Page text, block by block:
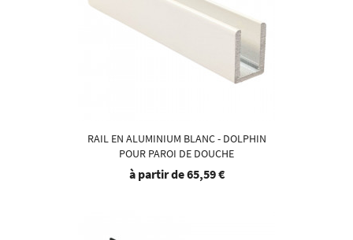
RAIL EN ALUMINIUM BLANC - DOLPHIN
POUR PAROI DE DOUCHE
à partir de65,59 €